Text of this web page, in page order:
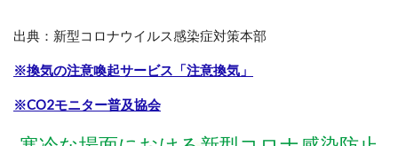
出典：新型コロナウイルス感染症対策本部
※換気の注意喚起サービス「注意換気」
※CO2モニター普及協会